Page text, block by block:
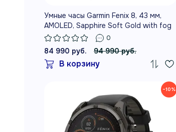
Умные часы Garmin Fenix 8, 43 мм,
AMOLED, Sapphire Soft Gold with fog
Gray/Dark sandstone silicone band
0
84 990 руб. 94 990 руб.
В корзину
−10%